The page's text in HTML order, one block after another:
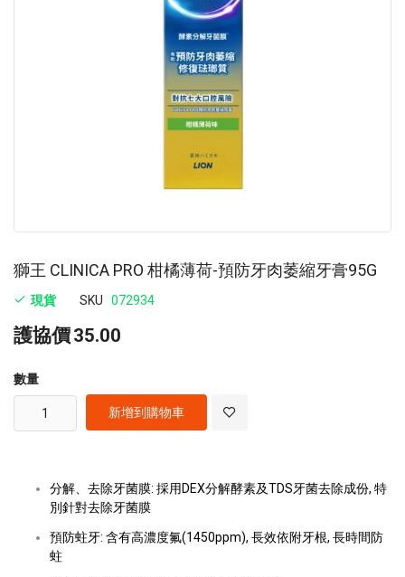
獅王 CLINICA PRO 柑橘薄荷-預防牙肉萎縮牙膏95G
現貨 SKU 072934
護協價35.00
數量
新增到購物車
分解、去除牙菌膜: 採用DEX分解酵素及TDS牙菌去除成份, 特
別針對去除牙菌膜
預防蛀牙: 含有高濃度氟(1450ppm), 長效依附牙根, 長時間防
蛀